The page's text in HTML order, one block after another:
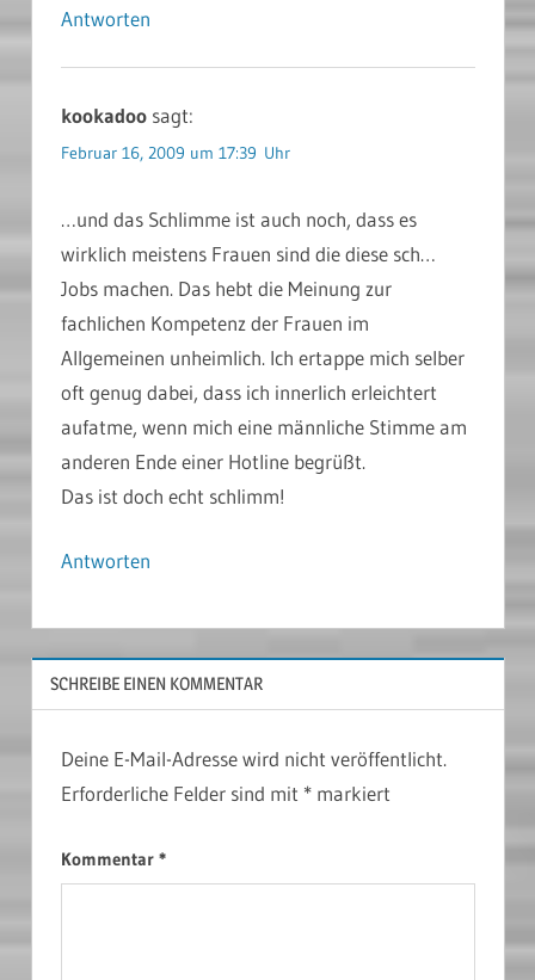
Antworten
kookadoo sagt:
Februar 16, 2009 um 17:39 Uhr
…und das Schlimme ist auch noch, dass es
wirklich meistens Frauen sind die diese sch…
Jobs machen. Das hebt die Meinung zur
fachlichen Kompetenz der Frauen im
Allgemeinen unheimlich. Ich ertappe mich selber
oft genug dabei, dass ich innerlich erleichtert
aufatme, wenn mich eine männliche Stimme am
anderen Ende einer Hotline begrüßt.
Das ist doch echt schlimm!
Antworten
SCHREIBE EINEN KOMMENTAR
Deine E-Mail-Adresse wird nicht veröffentlicht.
Erforderliche Felder sind mit *markiert
Kommentar *